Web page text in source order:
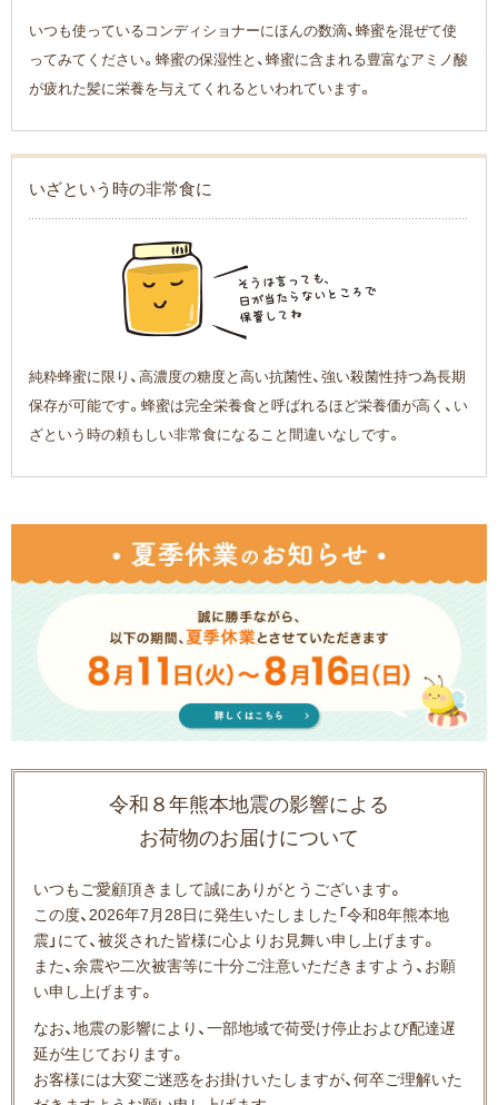
いつも使っているコンディショナーにほんの数滴、蜂蜜を混ぜて使
ってみてください。蜂蜜の保湿性と、蜂蜜に含まれる豊富なアミノ酸
が疲れた髪に栄養を与えてくれるといわれています。
いざという時の非常食に
純粋蜂蜜に限り、高濃度の糖度と高い抗菌性、強い殺菌性持つ為長期
保存が可能です。蜂蜜は完全栄養食と呼ばれるほど栄養価が高く、い
ざという時の頼もしい非常食になること間違いなしです。
令和８年熊本地震の影響による
お荷物のお届けについて
いつもご愛顧頂きまして誠にありがとうございます。
この度、2026年7月28日に発生いたしました「令和8年熊本地
震」にて、被災された皆様に心よりお見舞い申し上げます。
また、余震や二次被害等に十分ご注意いただきますよう、お願
い申し上げます。
なお、地震の影響により、一部地域で荷受け停止および配達遅
延が生じております。
お客様には大変ご迷惑をお掛けいたしますが、何卒ご理解いた